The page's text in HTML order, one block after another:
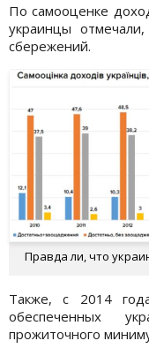
По самооценке
украинцы
сбережений.
Правда ли, что
Также, с 2014
обеспеченных
прожиточного